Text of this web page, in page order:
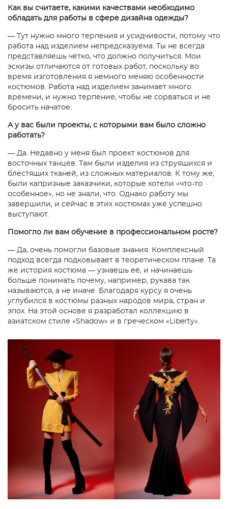
Как вы считаете, какими качествами необходимо
обладать для работы в сфере дизайна одежды?
— Тут нужно много терпения и усидчивости, потому что
работа над изделием непредсказуема. Ты не всегда
представляешь чётко, что должно получиться. Мои
эскизы отличаются от готовых работ, поскольку во
время изготовления я немного меняю особенности
костюмов. Работа над изделием занимает много
времени, и нужно терпение, чтобы не сорваться и не
бросить начатое.
А у вас были проекты, с которыми вам было сложно
работать?
— Да. Недавно у меня был проект костюмов для
восточных танцев. Там были изделия из струящихся и
блестящих тканей, из сложных материалов. К тому же,
были капризные заказчики, которые хотели «что-то
особенное», но не знали, что. Однако работу мы
завершили, и сейчас в этих костюмах уже успешно
выступают.
Помогло ли вам обучение в профессиональном росте?
— Да, очень помогли базовые знания. Комплексный
подход всегда подковывает в теоретическом плане. Та
же история костюма — узнаешь её, и начинаешь
больше понимать почему, например, рукава так
называются, а не иначе. Благодаря курсу я очень
углубился в костюмы разных народов мира, стран и
эпох. На этой основе я разработал коллекцию в
азиатском стиле «Shadow» и в греческом «Liberty».